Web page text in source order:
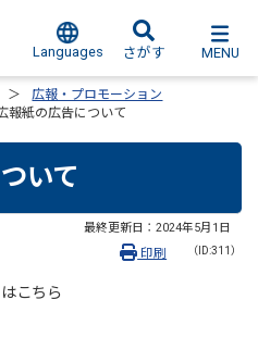
Languages さがす MENU
広報・プロモーション
報紙の広告について
いて
最終更新日： 2024年5月1日
（ID:311）
印刷
こちら